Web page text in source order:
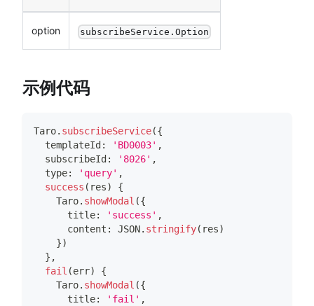
option subscribeService.Option
示例代码
Taro. subscribeService({
  templateId
: 'BD0003' ,
  subscribeId
: '8026' ,
  type
: 'query' ,
success ( res)
{
Taro. showModal ({
      title
: 'success' ,
      content
: JSON. stringify( res)
})
} ,
fail (err)
{
Taro. showModal ({
      title
: 'fail' ,